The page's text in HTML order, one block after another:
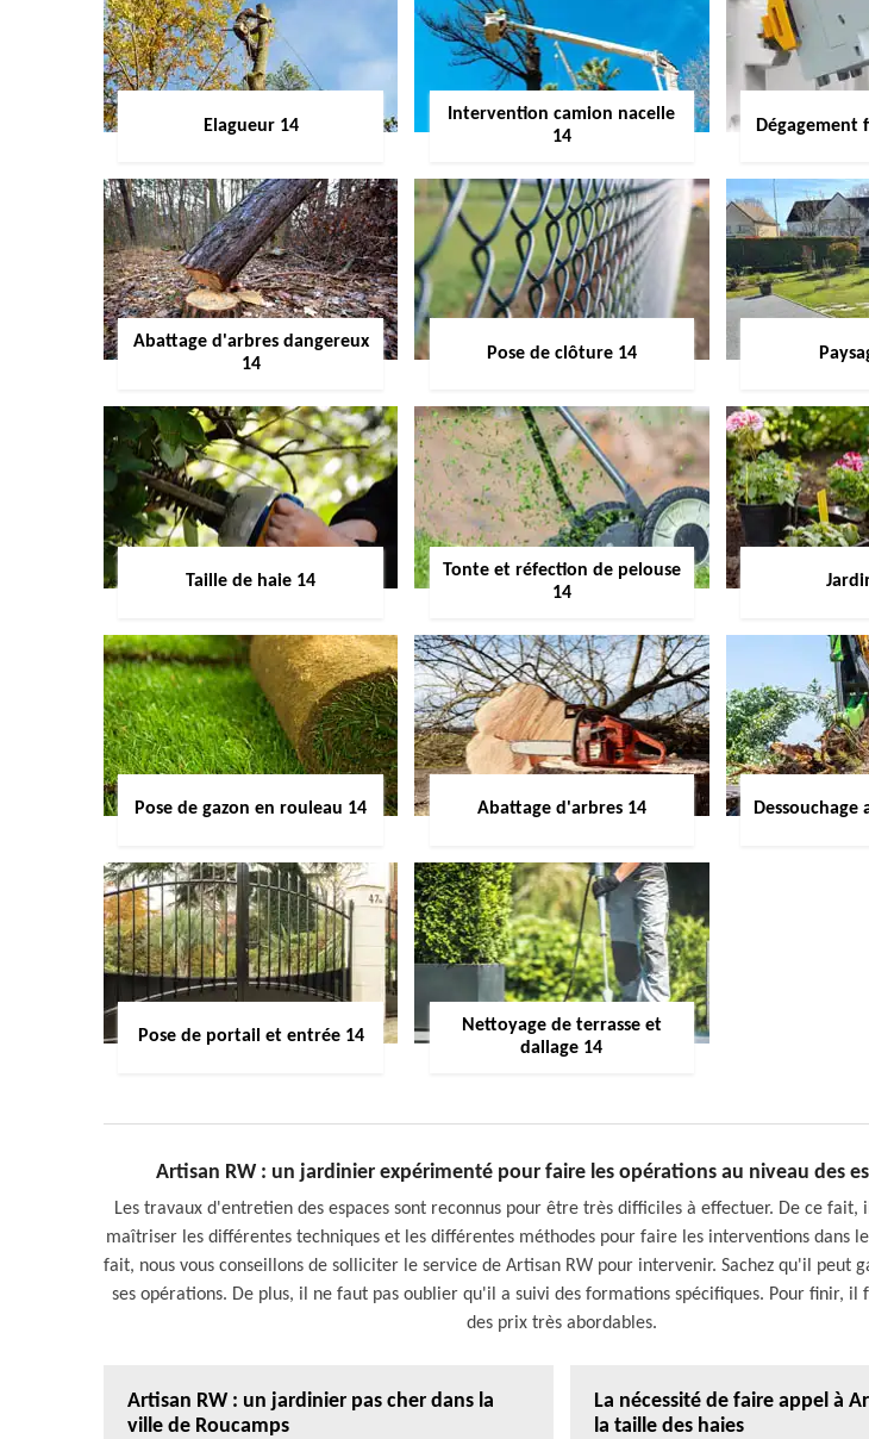
Elagueur 14
Intervention camion nacelle
14
Dégagement
Abattage d'arbres dangereux
14
Pose de clôture 14
Taille de haie 14
Tonte et réfection de pelouse
14
Pose de gazon en rouleau 14 Abattage d'arbres 14 Dessouchage
Pose de portail et entrée 14
Nettoyage de terrasse et
dallage 14
Artisan RW : un jardinier expérimenté pour faire les opérations au niveau des
Les travaux d'entretien des espaces sont reconnus pour être très difficiles à effectuer. De ce fait,
maîtriser les différentes techniques et les différentes méthodes pour faire les interventions dans
fait, nous vous conseillons de solliciter le service de Artisan RW pour intervenir. Sachez qu'il peut
ses opérations. De plus, il ne faut pas oublier qu'il a suivi des formations spécifiques. Pour finir, il
des prix très abordables.
Artisan RW : un jardinier pas cher dans la
ville de Roucamps
La nécessité de faire appel à
la taille des haies